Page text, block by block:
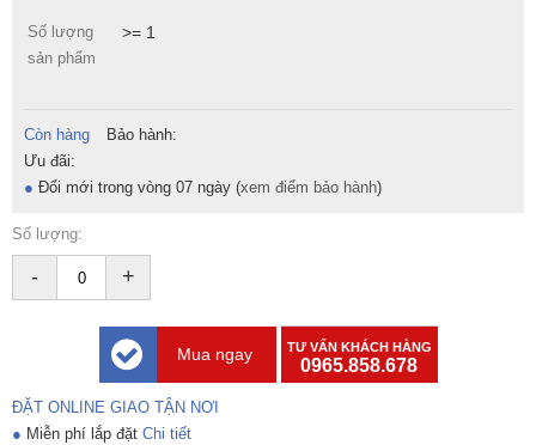
Số lượng
sản phẩm
>= 1
Còn hàng
Bảo hành:
Ưu đãi:
● Đổi mới trong vòng 07 ngày (xem điểm bảo hành)
Số lượng:
- +
Mua ngay TƯ VẤN KHÁCH HÀNG
0965.858.678
ĐẶT ONLINE GIAO TẬN NƠI
● Miễn phí lắp đặt Chi tiết